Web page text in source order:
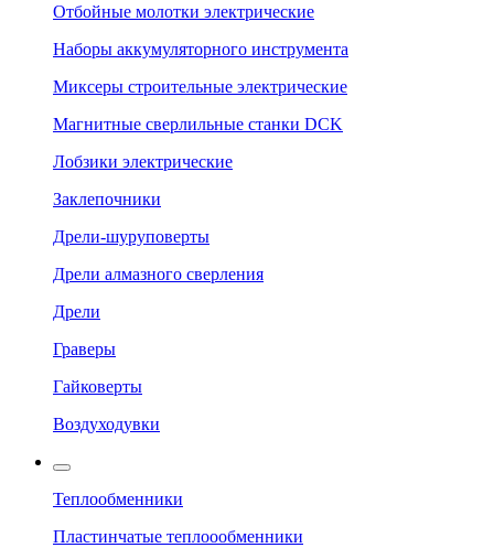
Отбойные молотки электрические
Наборы аккумуляторного инструмента
Миксеры строительные электрические
Магнитные сверлильные станки DCK
Лобзики электрические
Заклепочники
Дрели-шуруповерты
Дрели алмазного сверления
Дрели
Граверы
Гайковерты
Воздуходувки
Теплообменники
Пластинчатые теплоообменники